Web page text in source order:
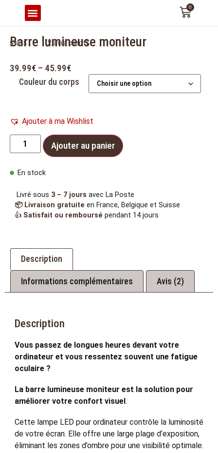
0
Barre lumineuse moniteur
sur
notations
(2 avis client)
39.99€ – 45.99€
Couleur du corps
Ajouter à ma Wishlist
Ajouter au panier
En stock
Livré sous 3 – 7 jours avec La Poste
📦 Livraison gratuite en France, Belgique et Suisse
👍 Satisfait ou remboursé pendant 14 jours
Description
Informations complémentaires Avis (2)
Description
Vous passez de longues heures devant votre
ordinateur et vous ressentez souvent une fatigue
oculaire ?
La barre lumineuse moniteur est la solution pour
améliorer votre confort visuel.
Cette lampe LED pour ordinateur contrôle la luminosité
de votre écran. Elle offre une large plage d’exposition,
éliminant les zones d’ombre pour une visibilité optimale.